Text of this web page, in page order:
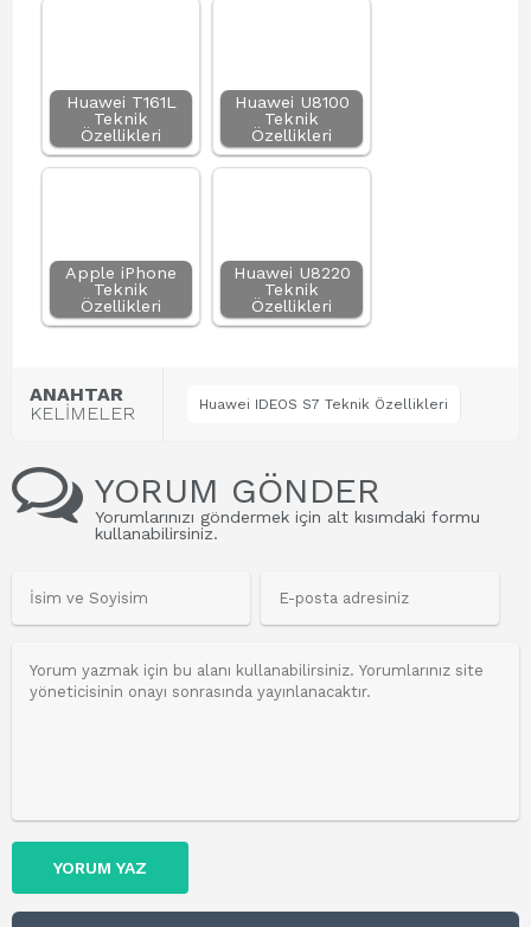
Huawei T161L
Teknik
Özellikleri
Huawei U8100
Teknik
Özellikleri
Apple iPhone
Teknik
Özellikleri
Huawei U8220
Teknik
Özellikleri
ANAHTAR
KELİMELER
Huawei IDEOS S7 Teknik Özellikleri
YORUM GÖNDER
Yorumlarınızı göndermek için alt kısımdaki formu
kullanabilirsiniz.
YORUM YAZ